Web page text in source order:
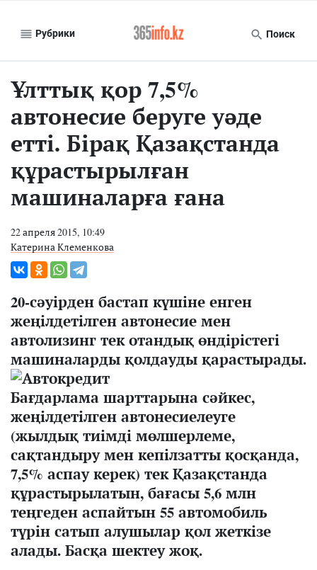
Рубрики Поиск
Ұлттық қор 7,5%
автонесие беруге уәде
етті. Бірақ Қазақстанда
құрастырылған
машиналарға ғана
22 апреля 2015, 10:49
Катерина Клеменкова
20-сәуірден бастап күшіне енген
жеңілдетілген автонесие мен
автолизинг тек отандық өндірістегі
машиналарды қолдауды қарастырады.
Бағдарлама шарттарына сәйкес,
жеңілдетілген автонесиелеуге
(жылдық тиімді мөлшерлеме,
сақтандыру мен кепілзатты қосқанда,
7,5% аспау керек) тек Қазақстанда
құрастырылатын, бағасы 5,6 млн
теңгеден аспайтын 55 автомобиль
түрін сатып алушылар қол жеткізе
алады. Басқа шектеу жоқ.